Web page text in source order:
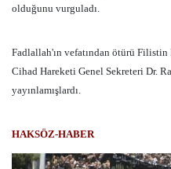
olduğunu vurguladı.
Fadlallah'ın vefatından ötürü
Cihad Hareketi Genel Sekreteri Dr.
yayınlamışlardı.
HAKSÖZ-HABER